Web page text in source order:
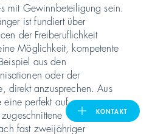
KONTAKT
mit Gewinnbeteiligung sein.
ist fundiert über
der Freiberuflichkeit
Möglichkeit, kompetente
aus den
oder der
direkt anzusprechen. Aus
eine perfekt auf
fast zweijähriger